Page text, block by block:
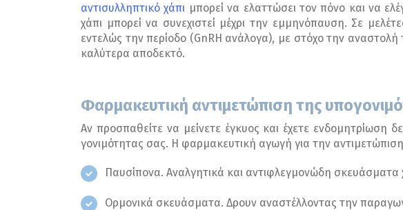
αντισυλληπτικό χάπι μπορεί να ελαττώσει τον πόνο και να
χάπι μπορεί να συνεχιστεί μέχρι την εμμηνόπαυση. Σε
εντελώς την περίοδο (GnRH ανάλογα), με στόχο την αναστολή
καλύτερα αποδεκτό.
Φαρμακευτική αντιμετώπιση της
Αν προσπαθείτε να μείνετε έγκυος και έχετε ενδομητρίωση
γονιμότητας σας. Η φαρμακευτική αγωγή για την
Παυσίπονα. Αναλγητικά και αντιφλεγμονώδη σκευάσματα
Ορμονικά σκευάσματα. Δρουν αναστέλλοντας την